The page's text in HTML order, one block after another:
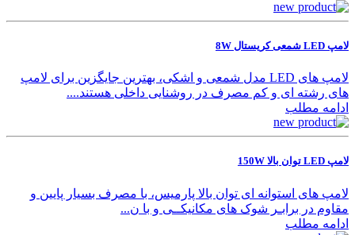
لامپ LED شمعی کریستال 8W
لامپ های LED مدل شمعی و اشکی، بهترین جایگزین برای لامپ
های رشته ای و کم مصرف در روشنایی داخلی هستند....
ادامه مطلب
لامپ LED توان بالا 150W
لامپ های استوانه ای توان بالا پارمیس، با مصرف بسیار پایین و
مقاوم در برابـر شوک های مکانیکــی و با ن...
ادامه مطلب